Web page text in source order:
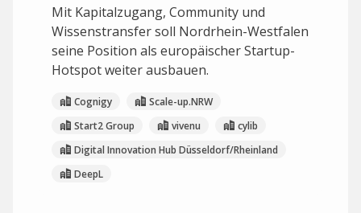
Mit Kapitalzugang, Community und
Wissenstransfer soll Nordrhein-Westfalen
seine Position als europäischer Startup-
Hotspot weiter ausbauen.
Cognigy
Scale-up.NRW
Start2 Group
vivenu
cylib
Digital Innovation Hub Düsseldorf/Rheinland
DeepL